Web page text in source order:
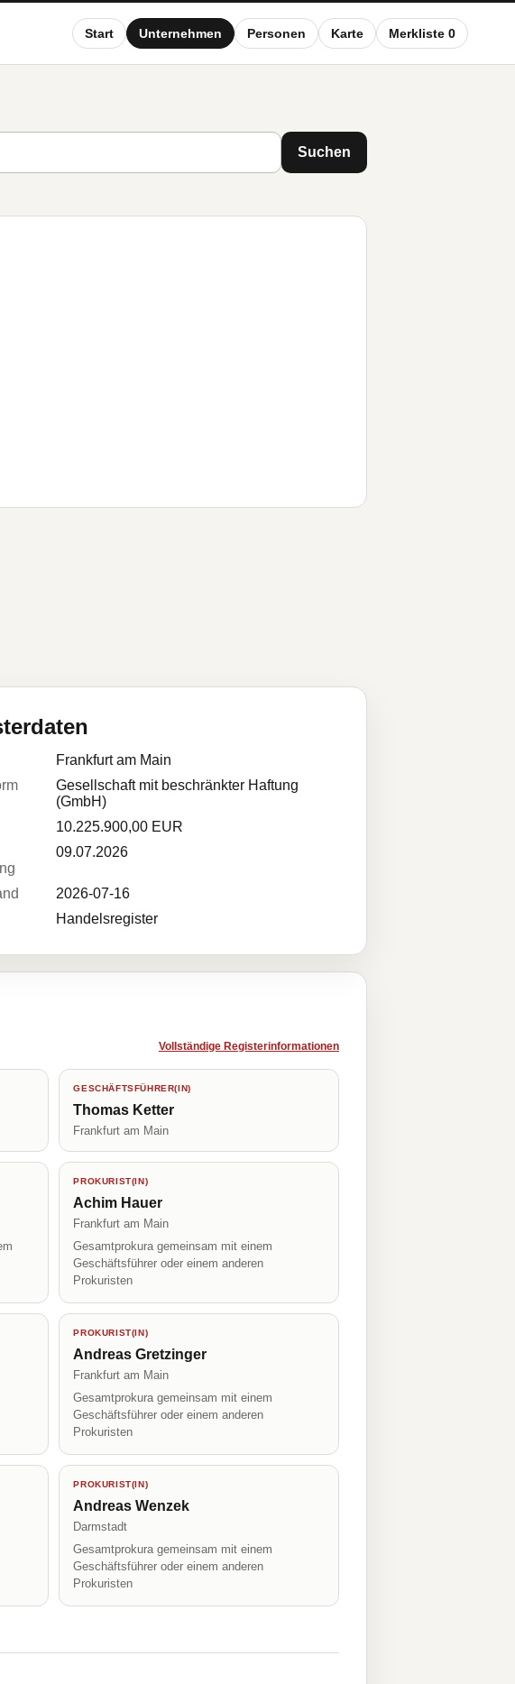
Start Unternehmen Personen Karte Merkliste 0
Suchen
Frankfurt am Main
Gesellschaft mit beschränkter Haftung
(GmbH)
10.225.900,00 EUR
09.07.2026
2026-07-16
Handelsregister
Vollständige Registerinformationen
GESCHÄFTSFÜHRER(IN)
Thomas Ketter
Frankfurt am Main
PROKURIST(IN)
Achim Hauer
Frankfurt am Main
Gesamtprokura gemeinsam mit einem
Geschäftsführer oder einem anderen
Prokuristen
PROKURIST(IN)
Andreas Gretzinger
Frankfurt am Main
Gesamtprokura gemeinsam mit einem
Geschäftsführer oder einem anderen
Prokuristen
PROKURIST(IN)
Andreas Wenzek
Darmstadt
Gesamtprokura gemeinsam mit einem
Geschäftsführer oder einem anderen
Prokuristen